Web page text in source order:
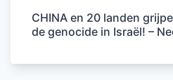
CHINA en 20 landen
de genocide in Israël! –